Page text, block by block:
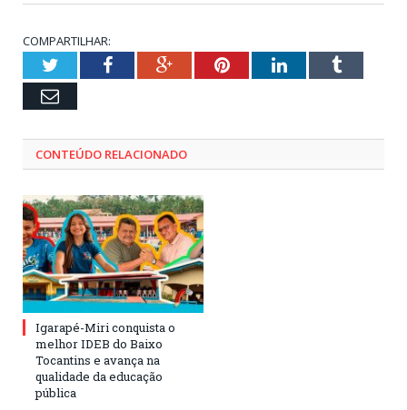
COMPARTILHAR:
TwitterFacebookGoogle+PinterestLinkedInTumblr
Email
CONTEÚDO RELACIONADO
Igarapé-Miri conquista o
melhor IDEB do Baixo
Tocantins e avança na
qualidade da educação
pública